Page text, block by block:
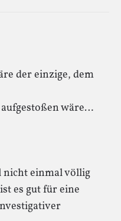
der einzige, dem
wäre…
nicht einmal völlig
es gut für eine